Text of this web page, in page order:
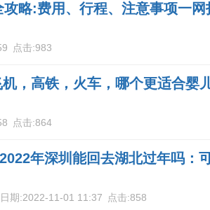
攻略:费用、行程、注意事项一网
点击:983
，高铁，火车，哪个更适合婴
点击:864
2022年深圳能回去湖北过年吗：
日期:2022-11-01 11:37 点击:858